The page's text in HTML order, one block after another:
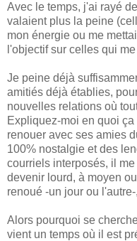
Avec le temps, j'ai rayé
valaient plus la peine
mon énergie ou me
l'objectif sur celles qui
Je peine déjà
amitiés déjà établies,
nouvelles relations où
Expliquez-moi en quoi
renouer avec ses amies
100% nostalgie et des
courriels interposés, il
devenir lourd, à moyen
renoué -un jour ou
Alors pourquoi se
vient un temps où il est